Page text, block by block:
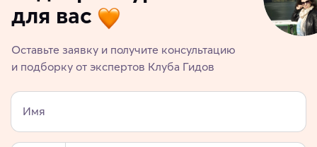
для вас
Оставьте заявку и получите консультацию
и подборку от экспертов Клуба Гидов
Имя